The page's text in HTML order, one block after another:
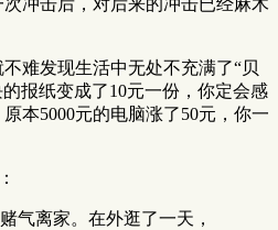
冲击后，对后来的冲击已经麻木
难发现生活中无处不充满了“贝
报纸变成了10元一份，你定会感
本5000元的电脑涨了50元，你一
)：
气离家。在外逛了一天，